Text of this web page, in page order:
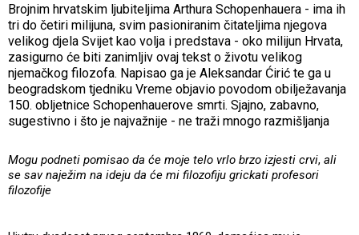
Brojnim hrvatskim ljubiteljima Arthura Schopenhauera - ima ih
tri do četiri milijuna, svim pasioniranim čitateljima njegova
velikog djela Svijet kao volja i predstava - oko milijun Hrvata,
zasigurno će biti zanimljiv ovaj tekst o životu velikog
njemačkog filozofa. Napisao ga je Aleksandar Ćirić te ga u
beogradskom tjedniku Vreme objavio povodom obilježavanja
150. obljetnice Schopenhauerove smrti. Sjajno, zabavno,
sugestivno i što je najvažnije - ne traži mnogo razmišljanja
Mogu podneti pomisao da će moje telo vrlo brzo izjesti crvi, ali
se sav naježim na ideju da će mi filozofiju grickati profesori
filozofije